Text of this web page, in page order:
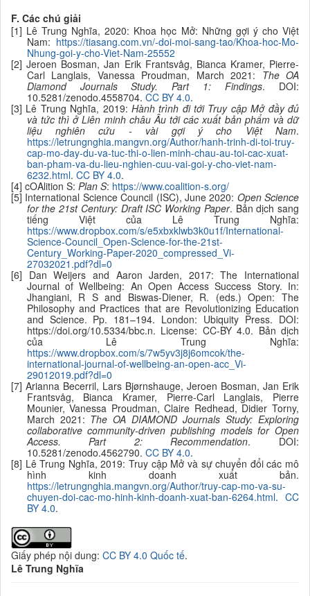
F. Các chú giải
[1] Lê Trung Nghĩa, 2020: Khoa học Mở: Những gợi ý cho Việt
Nam: https://tiasang.com.vn/-doi-moi-sang-tao/Khoa-hoc-Mo-
Nhung-goi-y-cho-Viet-Nam-25552
[2] Jeroen Bosman, Jan Erik Frantsvåg, Bianca Kramer, Pierre-
Carl Langlais, Vanessa Proudman, March 2021: The OA
Diamond Journals Study. Part 1: Findings. DOI:
10.5281/zenodo.4558704. CC BY 4.0.
[3] Lê Trung Nghĩa, 2019: Hành trình đi tới Truy cập Mở đầy đủ
và tức thì ở Liên minh châu Âu tới các xuất bản phẩm và dữ
liệu nghiên cứu - vài gợi ý cho Việt Nam.
https://letrungnghia.mangvn.org/Author/hanh-trinh-di-toi-truy-
cap-mo-day-du-va-tuc-thi-o-lien-minh-chau-au-toi-cac-xuat-
ban-pham-va-du-lieu-nghien-cuu-vai-goi-y-cho-viet-nam-
6232.html. CC BY 4.0.
[4] cOAlition S: Plan S: https://www.coalition-s.org/
[5] International Science Council (ISC), June 2020: Open Science
for the 21st Century: Draft ISC Working Paper. Bản dịch sang
tiếng Việt của Lê Trung Nghĩa:
https://www.dropbox.com/s/e5xbxklwb3k0u1f/International-
Science-Council_Open-Science-for-the-21st-
Century_Working-Paper-2020_compressed_Vi-
27032021.pdf?dl=0
[6] Dan Weijers and Aaron Jarden, 2017: The International
Journal of Wellbeing: An Open Access Success Story. In:
Jhangiani, R S and Biswas-Diener, R. (eds.) Open: The
Philosophy and Practices that are Revolutionizing Education
and Science. Pp. 181–194. London: Ubiquity Press. DOI:
https://doi.org/10.5334/bbc.n. License: CC-BY 4.0. Bản dịch
của Lê Trung Nghĩa:
https://www.dropbox.com/s/7w5yv3j8j6omcok/the-
international-journal-of-wellbeing-an-open-acc_Vi-
29012019.pdf?dl=0
[7] Arianna Becerril, Lars Bjørnshauge, Jeroen Bosman, Jan Erik
Frantsvåg, Bianca Kramer, Pierre-Carl Langlais, Pierre
Mounier, Vanessa Proudman, Claire Redhead, Didier Torny,
March 2021: The OA DIAMOND Journals Study: Exploring
collaborative community-driven publishing models for Open
Access. Part 2: Recommendation. DOI:
10.5281/zenodo.4562790. CC BY 4.0.
[8] Lê Trung Nghĩa, 2019: Truy cập Mở và sự chuyển đổi các mô
hình kinh doanh xuất bản.
https://letrungnghia.mangvn.org/Author/truy-cap-mo-va-su-
chuyen-doi-cac-mo-hinh-kinh-doanh-xuat-ban-6264.html. CC
BY 4.0.
Giấy phép nội dung: CC BY 4.0 Quốc tế.
Lê Trung Nghĩa